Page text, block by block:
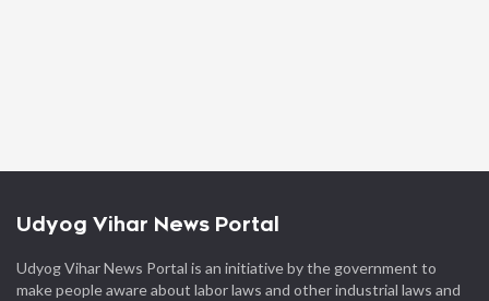
Udyog Vihar News Portal
Udyog Vihar News Portal is an initiative by the government to
make people aware about labor laws and other industrial laws and